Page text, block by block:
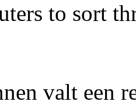
to sort
valt een